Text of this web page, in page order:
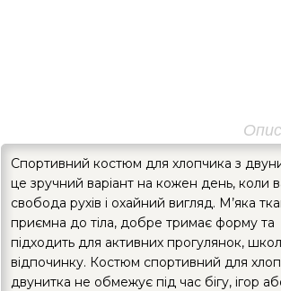
Спортивний костюм для хлопчика з
це зручний варіант на кожен день, коли
свобода рухів і охайний вигляд. М’яка
приємна до тіла, добре тримає форму та
підходить для активних прогулянок,
відпочинку. Костюм спортивний для
двунитка не обмежує під час бігу, ігор